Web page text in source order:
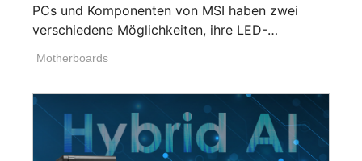
PCs und Komponenten von MSI haben zwei
verschiedene Möglichkeiten, ihre LED-
Motherboards